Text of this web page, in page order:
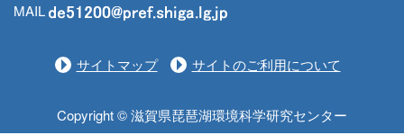
MAIL
サイトマップ サイトのご利用について
Copyright © 滋賀県琵琶湖環境科学研究センター